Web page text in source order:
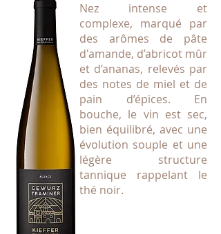
Nez intense et
complexe, marqué par
des arômes de pâte
d'amande, d’abricot mûr
et d’ananas, relevés par
des notes de miel et de
pain d’épices. En
bouche, le vin est sec,
bien équilibré, avec une
évolution souple et une
légère structure
tannique rappelant le
thé noir.